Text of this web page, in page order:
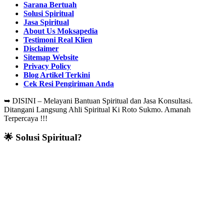
Sarana Bertuah
Solusi Spiritual
Jasa Spiritual
About Us Moksapedia
Testimoni Real Klien
Disclaimer
Sitemap Website
Privacy Policy
Blog Artikel Terkini
Cek Resi Pengiriman Anda
➥ DISINI – Melayani Bantuan Spiritual dan Jasa Konsultasi.
Ditangani Langsung Ahli Spiritual Ki Roto Sukmo. Amanah
Terpercaya !!!
🌟 Solusi Spiritual?